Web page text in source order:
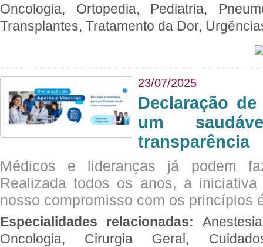
Oncologia, Ortopedia, Pediatria,
Transplantes, Tratamento da Dor,
23/07/2025
Declaração
um
transparência
Médicos e lideranças já podem
Realizada todos os anos, a
nosso compromisso com os princípios
Especialidades relacionadas:
Oncologia, Cirurgia Geral,